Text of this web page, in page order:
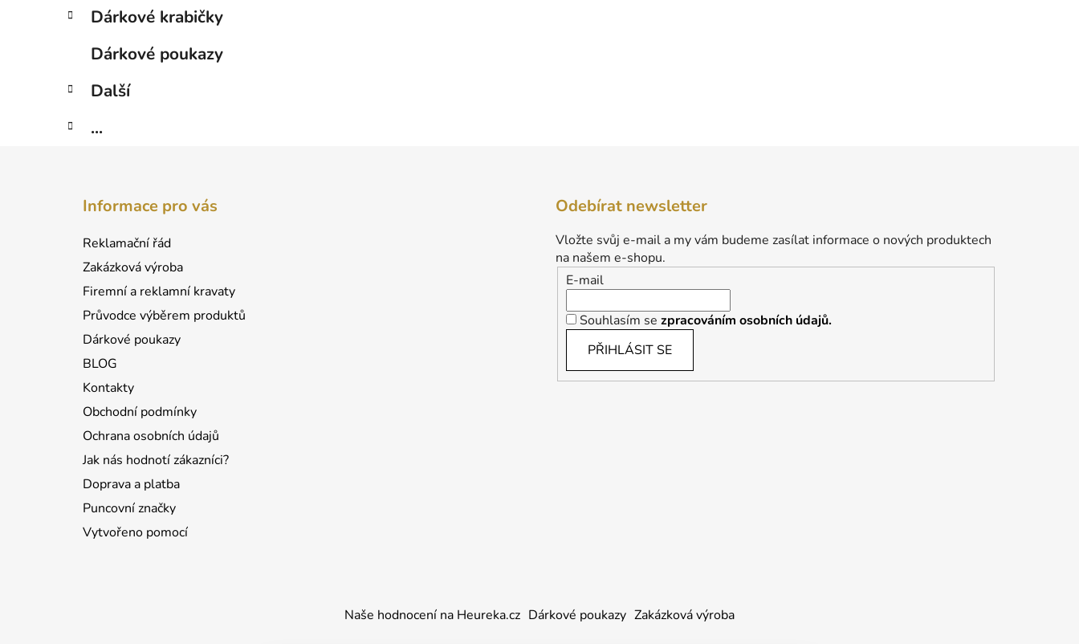
Dárkové krabičky
Dárkové poukazy
Další
...
Informace pro vás
Reklamační řád
Zakázková výroba
Firemní a reklamní kravaty
Průvodce výběrem produktů
Dárkové poukazy
BLOG
Kontakty
Obchodní podmínky
Ochrana osobních údajů
Jak nás hodnotí zákazníci?
Doprava a platba
Puncovní značky
Vytvořeno pomocí
Odebírat newsletter
Vložte svůj e-mail a my vám budeme zasílat informace o nových produktech
na našem e-shopu.
E-mail
Souhlasím se zpracováním osobních údajů.
PŘIHLÁSIT SE
Naše hodnocení na Heureka.cz Dárkové poukazy Zakázková výroba